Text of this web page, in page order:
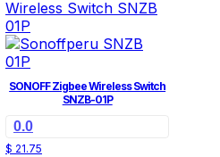
SONOFF Zigbee Wireless Switch
SNZB-01P
0.0
$ 21.75